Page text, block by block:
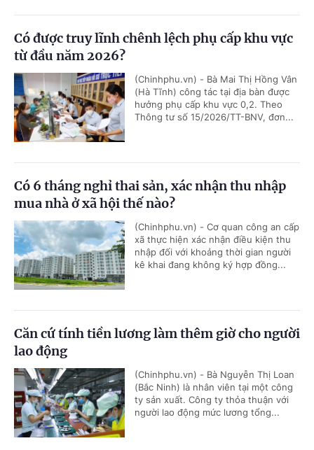
Có được truy lĩnh chênh lệch phụ cấp khu vực
từ đầu năm 2026?
(Chinhphu.vn) - Bà Mai Thị Hồng Vân
(Hà Tĩnh) công tác tại địa bàn được
hưởng phụ cấp khu vực 0,2. Theo
Thông tư số 15/2026/TT-BNV, đơn...
Có 6 tháng nghỉ thai sản, xác nhận thu nhập
mua nhà ở xã hội thế nào?
(Chinhphu.vn) - Cơ quan công an cấp
xã thực hiện xác nhận điều kiện thu
nhập đối với khoảng thời gian người
kê khai đang không ký hợp đồng...
Căn cứ tính tiền lương làm thêm giờ cho người
lao động
(Chinhphu.vn) - Bà Nguyễn Thị Loan
(Bắc Ninh) là nhân viên tại một công
ty sản xuất. Công ty thỏa thuận với
người lao động mức lương tổng...